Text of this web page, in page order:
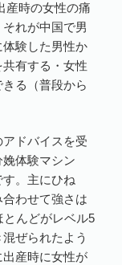
産時の女性の痛
れが中国で男
験した男性か
有する・女性
る（普段から
ドバイスを受
体験マシン
。主にひね
わせて強さは
とんどがレベル5
ぜられたよう
産時に女性が